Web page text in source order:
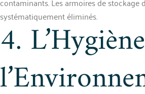
systématiquement éliminés.
4.